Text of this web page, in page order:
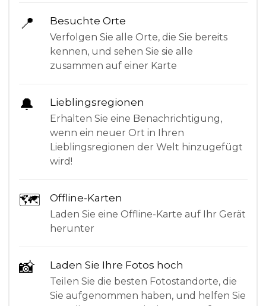
📍 Besuchte Orte
Verfolgen Sie alle Orte, die Sie bereits
kennen, und sehen Sie sie alle
zusammen auf einer Karte
🔔 Lieblingsregionen
Erhalten Sie eine Benachrichtigung,
wenn ein neuer Ort in Ihren
Lieblingsregionen der Welt hinzugefügt
wird!
🗺 Offline-Karten
Laden Sie eine Offline-Karte auf Ihr Gerät
herunter
📸 Laden Sie Ihre Fotos hoch
Teilen Sie die besten Fotostandorte, die
Sie aufgenommen haben, und helfen Sie